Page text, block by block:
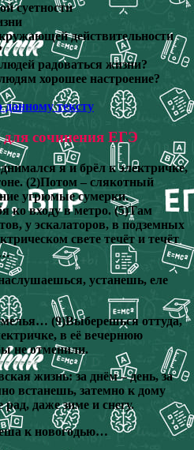
суетности
действительности
радоваться жизни?
хорошее настроение?
тексту
сочинения ЕГЭ
я и брёл к электричке,
(2)Потом – слякотный
угрюмые сумерки.
ко входу в метро. (5)Там
у эскалаторов, в подземных
свете течёт и течёт
устанешь, еле
(9)Выберешься оттуда,
в её вечернюю
не отменили.
жизнь: за днём – день, за
встанешь, затемно к дому
даже зиме и снегу.
к новогодью…